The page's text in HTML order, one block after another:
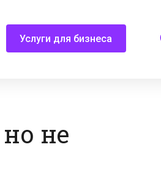
Услуги для бизнеса
не